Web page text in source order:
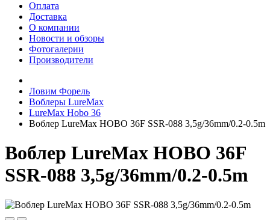
Оплата
Доставка
О компании
Новости и обзоры
Фотогалерии
Производители
Ловим Форель
Воблеры LureMax
LureMax Hobo 36
Воблер LureMax HOBO 36F SSR-088 3,5g/36mm/0.2-0.5m
Воблер LureMax HOBO 36F
SSR-088 3,5g/36mm/0.2-0.5m